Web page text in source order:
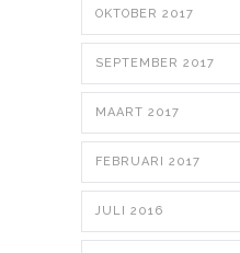
OKTOBER 2017
SEPTEMBER 2017
MAART 2017
FEBRUARI 2017
JULI 2016